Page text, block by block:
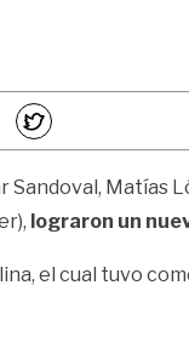
Sandoval,
lograron un
el cual tuvo